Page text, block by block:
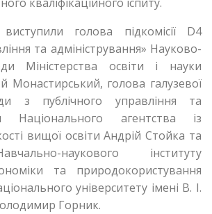
кваліфікаційного іспиту.
голова підкомісії D4
та адміністрування» Науково-
Міністерства освіти і науки
Монастирський, голова галузевої
з публічного управління та
Національного агентства із
вищої освіти Андрій Стойка та
наукового інституту
та природокористування
університету імені В. І.
Горник.